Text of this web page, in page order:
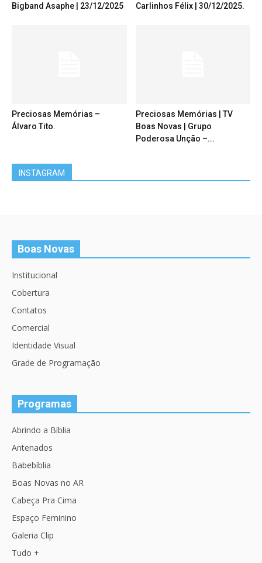
Bigband Asaphe | 23/12/2025
Carlinhos Félix | 30/12/2025.
Preciosas Memórias –
Álvaro Tito.
Preciosas Memórias | TV
Boas Novas | Grupo
Poderosa Unção –...
INSTAGRAM
Boas Novas
Institucional
Cobertura
Contatos
Comercial
Identidade Visual
Grade de Programação
Programas
Abrindo a Bíblia
Antenados
Babebíblia
Boas Novas no AR
Cabeça Pra Cima
Espaço Feminino
Galeria Clip
Tudo +